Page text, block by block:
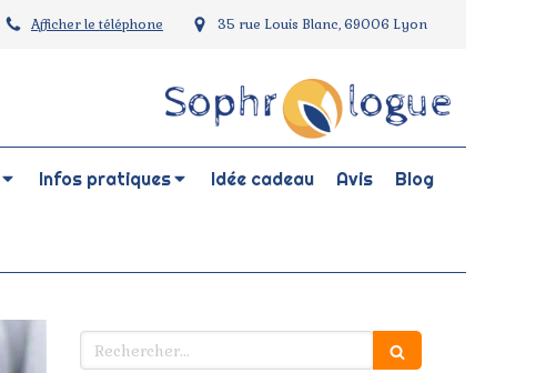
35 rue Louis Blanc, 69006 Lyon
Afficher le téléphone
Infos pratiques Idée cadeau Avis Blog
Rechercher